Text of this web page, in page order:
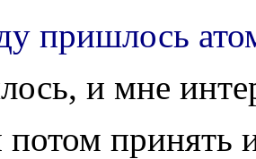
пришлось
и мне
потом принять